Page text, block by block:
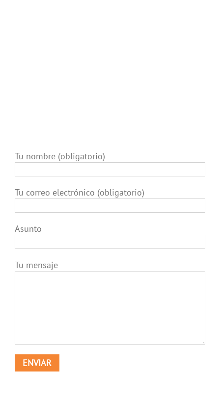
Tu nombre (obligatorio)
Tu correo electrónico (obligatorio)
Asunto
Tu mensaje